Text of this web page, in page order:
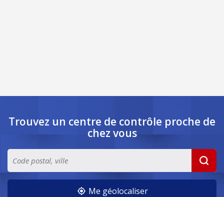
Trouvez un centre de contrôle proche de
chez vous
Me géolocaliser